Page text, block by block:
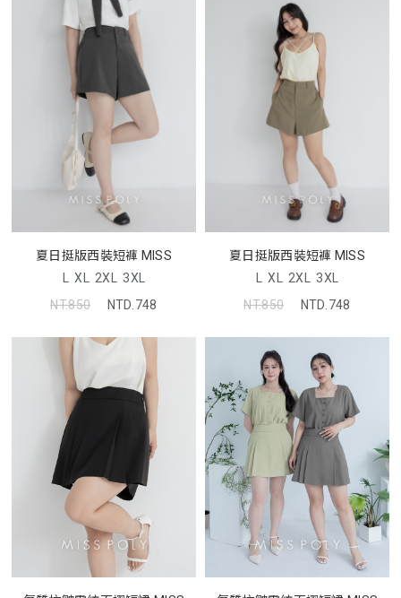
夏日挺版西裝短褲 MISS
L XL 2XL 3XL
NT.850
NTD.748
夏日挺版西裝短褲 MISS
L XL 2XL 3XL
NT.850
NTD.748